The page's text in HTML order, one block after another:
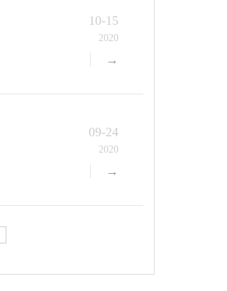
10-15
2020
→
09-24
2020
→